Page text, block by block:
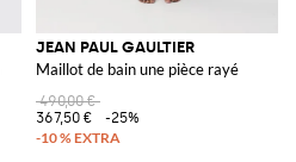
JEAN PAUL GAULTIER
Maillot de bain une pièce rayé
490,00 €
367,50 €
-25%